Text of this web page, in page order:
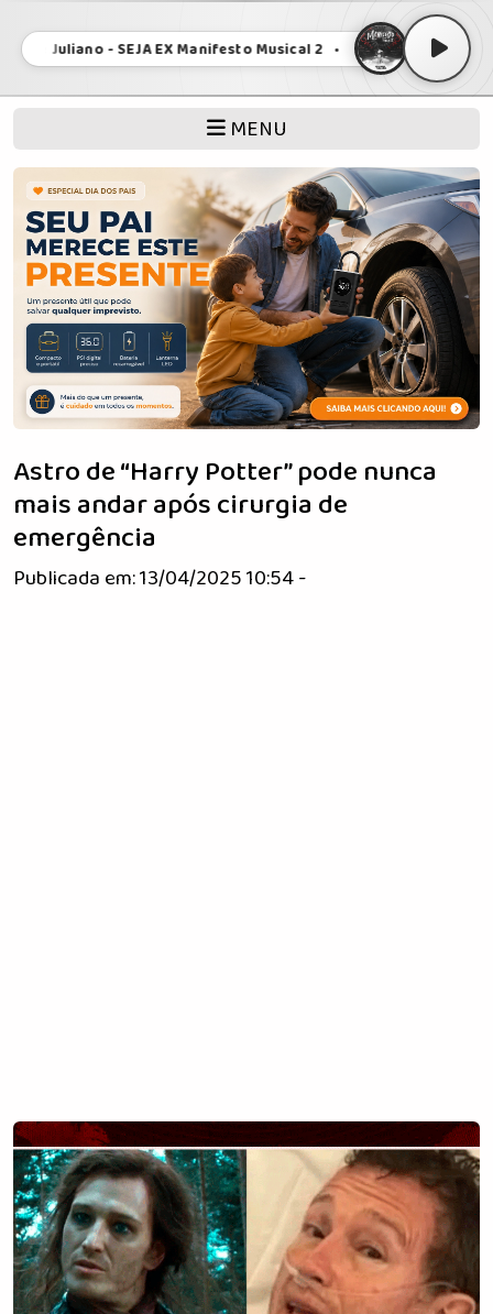
e Juliano - SEJA EX Manifesto Musical 2 • Henrique e Juliano -
MENU
Astro de “Harry Potter” pode nunca
mais andar após cirurgia de
emergência
Publicada em: 13/04/2025 10:54 -